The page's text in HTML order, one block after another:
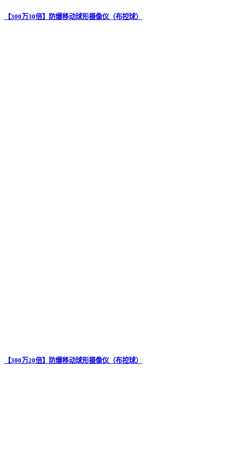
【300万30倍】防爆移动球形摄像仪（布控球）
【300万20倍】防爆移动球形摄像仪（布控球）